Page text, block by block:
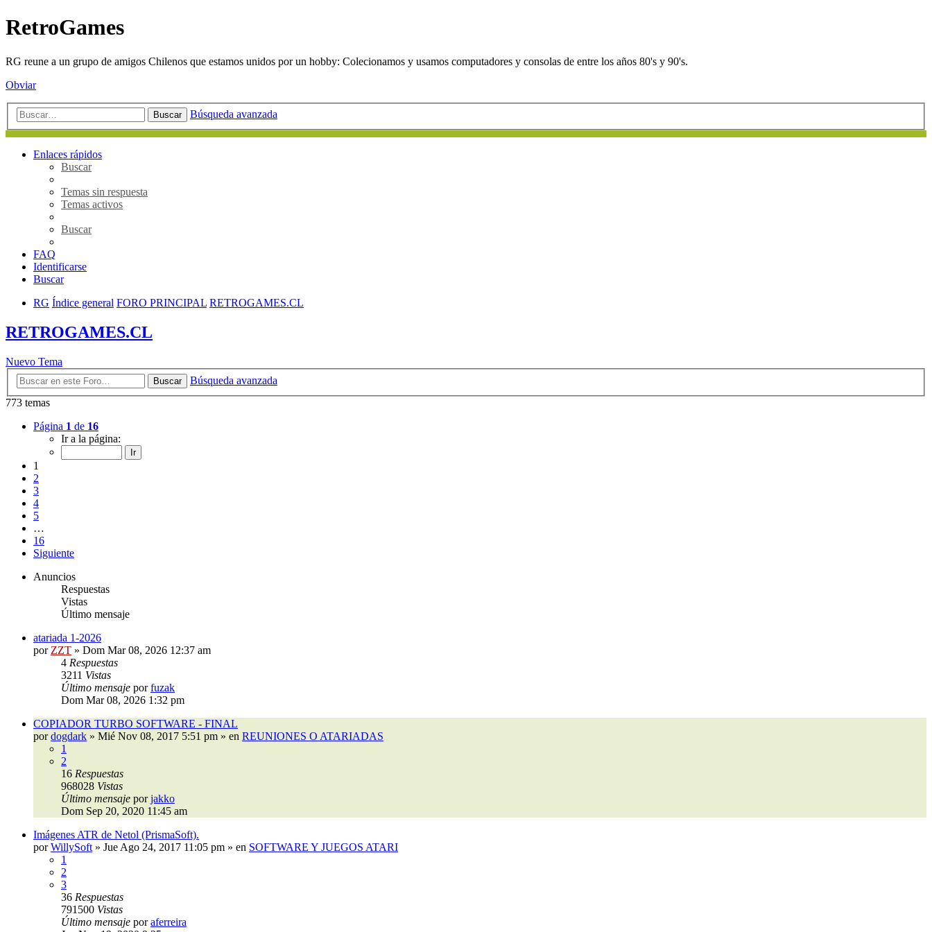
RetroGames
RG reune a un grupo de amigos Chilenos que estamos unidos por un hobby: Colecionamos y usamos computadores y consolas de entre los años 80's y 90's.
Obviar
Buscar Búsqueda avanzada
Enlaces rápidos
Buscar
Temas sin respuesta
Temas activos
Buscar
FAQ
Identificarse
Buscar
RG Índice general FORO PRINCIPAL RETROGAMES.CL
RETROGAMES.CL
Nuevo Tema
Buscar
Búsqueda avanzada
773 temas
Página 1 de 16
Ir a la página:
1
2
3
4
5
…
16
Siguiente
Anuncios
Respuestas
Vistas
Último mensaje
atariada 1-2026
por ZZT » Dom Mar 08, 2026 12:37 am
4 Respuestas
3211 Vistas
Último mensaje porfuzak
Dom Mar 08, 2026 1:32 pm
COPIADOR TURBO SOFTWARE - FINAL
pordogdark » Mié Nov 08, 2017 5:51 pm » en REUNIONES O ATARIADAS
1
2
16 Respuestas
968028 Vistas
Último mensaje porjakko
Dom Sep 20, 2020 11:45 am
Imágenes ATR de Netol (PrismaSoft).
porWillySoft » Jue Ago 24, 2017 11:05 pm » en SOFTWARE Y JUEGOS ATARI
1
2
3
36 Respuestas
791500 Vistas
Último mensaje poraferreira